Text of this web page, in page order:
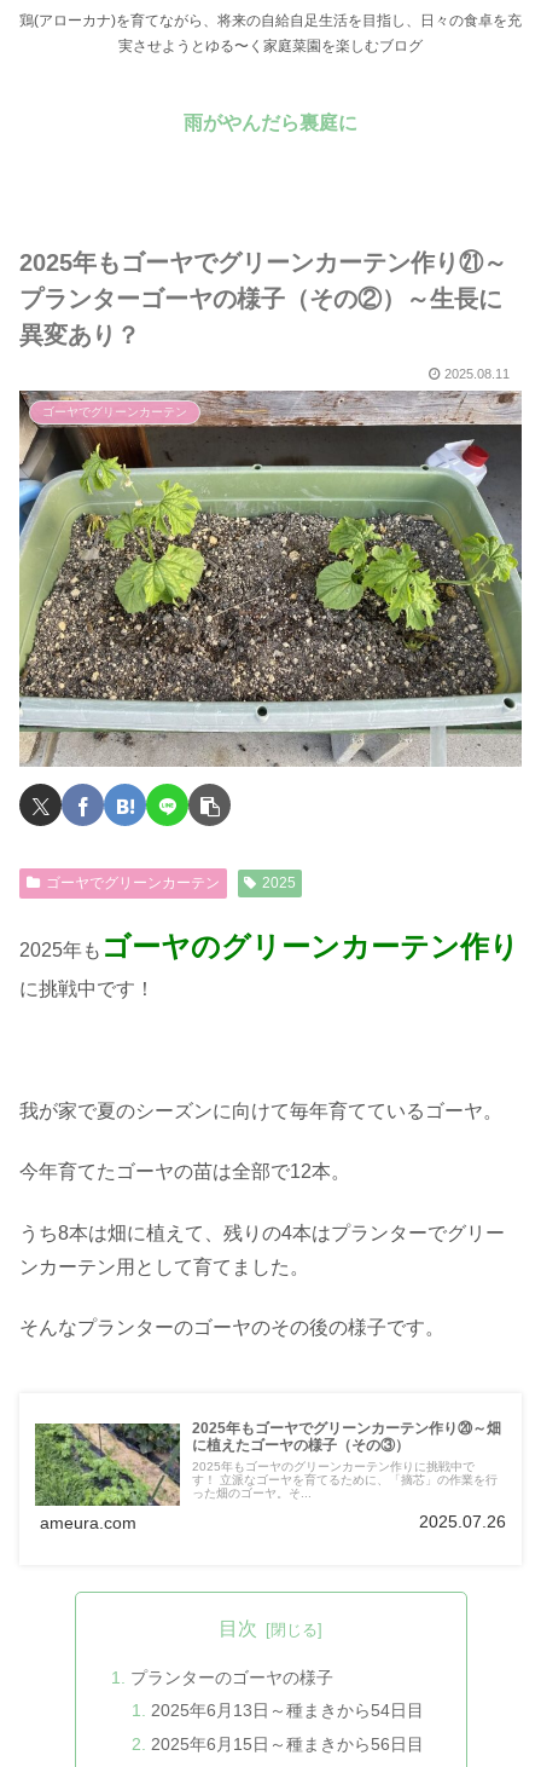
鶏(アローカナ)を育てながら、将来の自給自足生活を目指し、日々の食卓を充
実させようとゆる〜く家庭菜園を楽しむブログ
雨がやんだら裏庭に
2025年もゴーヤでグリーンカーテン作り㉑～
プランターゴーヤの様子（その②）～生長に
異変あり？
2025.08.11
ゴーヤでグリーンカーテン
ゴーヤでグリーンカーテン 2025
2025年も ゴーヤのグリーンカーテン作り
に挑戦中です！
我が家で夏のシーズンに向けて毎年育てているゴーヤ。
今年育てたゴーヤの苗は全部で12本。
うち8本は畑に植えて、残りの4本はプランターでグリー
ンカーテン用として育てました。
そんなプランターのゴーヤのその後の様子です。
2025年もゴーヤでグリーンカーテン作り⑳～畑
に植えたゴーヤの様子（その③）
2025年もゴーヤのグリーンカーテン作りに挑戦中で
す！ 立派なゴーヤを育てるために、「摘芯」の作業を行
った畑のゴーヤ。そ...
ameura.com 2025.07.26
目次
プランターのゴーヤの様子
2025年6月13日～種まきから54日目
2025年6月15日～種まきから56日目